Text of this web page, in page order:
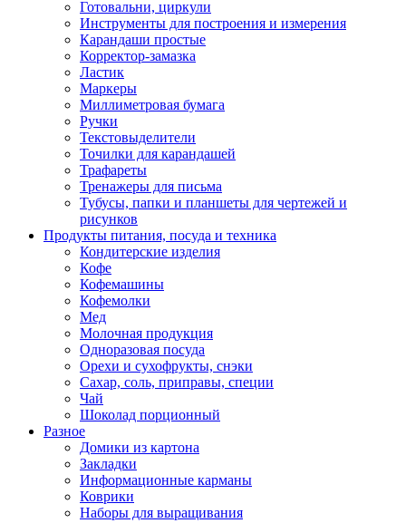
Готовальни, циркули
Инструменты для построения и измерения
Карандаши простые
Корректор-замазка
Ластик
Маркеры
Миллиметровая бумага
Ручки
Текстовыделители
Точилки для карандашей
Трафареты
Тренажеры для письма
Тубусы, папки и планшеты для чертежей и
рисунков
Продукты питания, посуда и техника
Кондитерские изделия
Кофе
Кофемашины
Кофемолки
Мед
Молочная продукция
Одноразовая посуда
Орехи и сухофрукты, снэки
Сахар, соль, приправы, специи
Чай
Шоколад порционный
Разное
Домики из картона
Закладки
Информационные карманы
Коврики
Наборы для выращивания